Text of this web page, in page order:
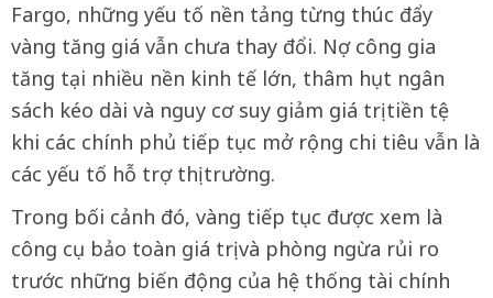
Fargo, những yếu tố nền tảng từng thúc đẩy
vàng tăng giá vẫn chưa thay đổi. Nợ công gia
tăng tại nhiều nền kinh tế lớn, thâm hụt ngân
sách kéo dài và nguy cơ suy giảm giá trị tiền tệ
khi các chính phủ tiếp tục mở rộng chi tiêu vẫn là
các yếu tố hỗ trợ thị trường.
Trong bối cảnh đó, vàng tiếp tục được xem là
công cụ bảo toàn giá trị và phòng ngừa rủi ro
trước những biến động của hệ thống tài chính